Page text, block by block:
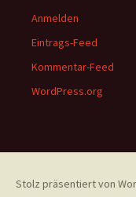
Anmelden
Eintrags-Feed
Kommentar-Feed
WordPress.org
Stolz präsentiert von